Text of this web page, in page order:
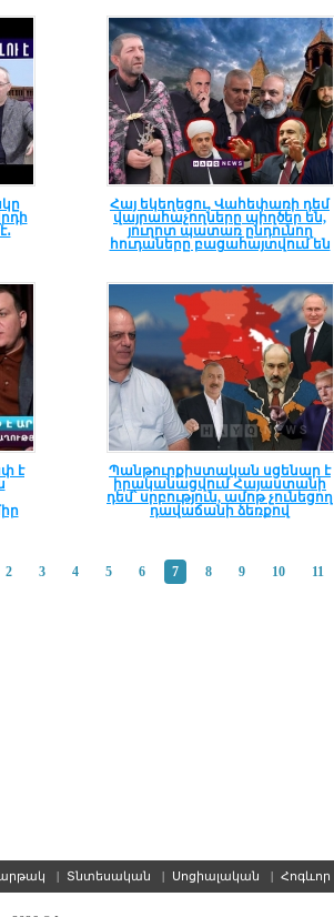
Հայ եկեղեցու, Վահեփառի դեմ
վայրահաչողները պիղծեր են,
յուղոտ պատառ ընդունող
հուդաները բացահայտվում են
է
Պանթուրքիստական սցենար է
իրականացվում Հայաստանի
դեմ՝ սրբություն, ամոթ չունեցող
դավաճանի ձեռքով
2 3 4 5 6 7 8 9 10 11
| Տնտեսական | Սոցիալական | Հոգևոր